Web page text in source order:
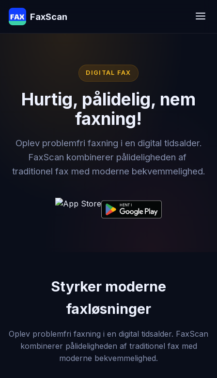
FaxScan
DIGITAL FAX
Hurtig, pålidelig, nem
faxning!
Oplev problemfri faxning i en digital tidsalder.
FaxScan kombinerer pålideligheden af ​​
traditionel fax med moderne bekvemmelighed.
Styrker moderne
faxløsninger
Oplev problemfri faxning i en digital tidsalder. FaxScan
kombinerer pålideligheden af ​​traditionel fax med
moderne bekvemmelighed.